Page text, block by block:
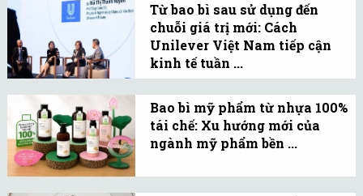
vun đắp tình yêu quê
hương, gìn giữ bản sắc và
gắn kết thế hệ trẻ kiều
bào với cội nguồn.
Từ bao bì sau sử dụng đến
chuỗi giá trị mới: Cách
Unilever Việt Nam tiếp cận
kinh tế tuần ...
Đổi mới sáng tạo luôn
được xem là "linh hồn"
trong mọi quyết sách của
doanh nghiệp.
Bao bì mỹ phẩm từ nhựa 100%
tái chế: Xu hướng mới của
ngành mỹ phẩm bền ...